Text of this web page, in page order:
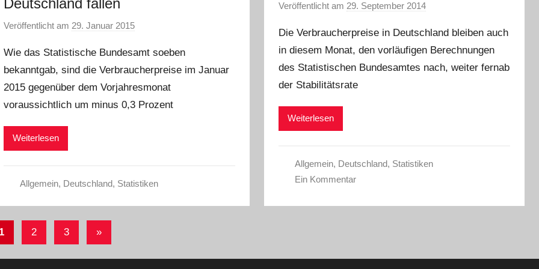
Deutschland fallen
Veröffentlicht am 29. Januar 2015v
n
a
d
m
Wie das Statistische Bundesamt soeben
bekanntgab, sind die Verbraucherpreise im Januar
2015 gegenüber dem Vorjahresmonat
voraussichtlich um minus 0,3 Prozent
Weiterlesen
Allgemein, Deutschland, Statistiken
Veröffentlicht am 29. September 2014v
n
a
d
Die Verbraucherpreise in Deutschland bleiben auch
in diesem Monat, den vorläufigen Berechnungen
des Statistischen Bundesamtes nach, weiter fernab
der Stabilitätsrate
Weiterlesen
Allgemein, Deutschland, Statistiken
Ein Kommentar
2 3
Nächste
»